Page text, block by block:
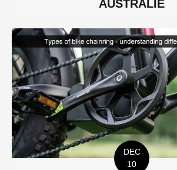
AUSTRALIË
DEC
10